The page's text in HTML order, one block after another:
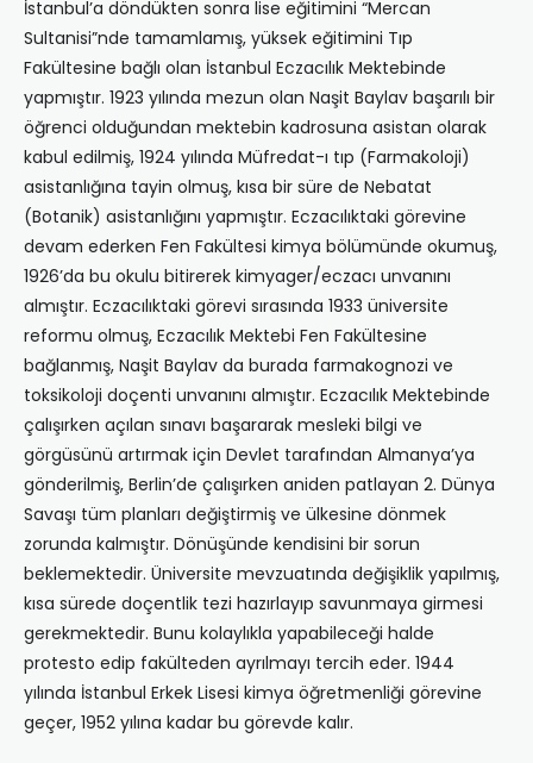
İstanbul’a döndükten sonra lise eğitimini “Mercan
Sultanisi”nde tamamlamış, yüksek eğitimini Tıp
Fakültesine bağlı olan İstanbul Eczacılık Mektebinde
yapmıştır. 1923 yılında mezun olan Naşit Baylav başarılı bir
öğrenci olduğundan mektebin kadrosuna asistan olarak
kabul edilmiş, 1924 yılında Müfredat-ı tıp (Farmakoloji)
asistanlığına tayin olmuş, kısa bir süre de Nebatat
(Botanik) asistanlığını yapmıştır. Eczacılıktaki görevine
devam ederken Fen Fakültesi kimya bölümünde okumuş,
1926’da bu okulu bitirerek kimyager/eczacı unvanını
almıştır. Eczacılıktaki görevi sırasında 1933 üniversite
reformu olmuş, Eczacılık Mektebi Fen Fakültesine
bağlanmış, Naşit Baylav da burada farmakognozi ve
toksikoloji doçenti unvanını almıştır. Eczacılık Mektebinde
çalışırken açılan sınavı başararak mesleki bilgi ve
görgüsünü artırmak için Devlet tarafından Almanya’ya
gönderilmiş, Berlin’de çalışırken aniden patlayan 2. Dünya
Savaşı tüm planları değiştirmiş ve ülkesine dönmek
zorunda kalmıştır. Dönüşünde kendisini bir sorun
beklemektedir. Üniversite mevzuatında değişiklik yapılmış,
kısa sürede doçentlik tezi hazırlayıp savunmaya girmesi
gerekmektedir. Bunu kolaylıkla yapabileceği halde
protesto edip fakülteden ayrılmayı tercih eder. 1944
yılında İstanbul Erkek Lisesi kimya öğretmenliği görevine
geçer, 1952 yılına kadar bu görevde kalır.